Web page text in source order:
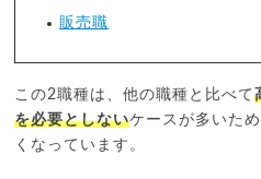
販売職
この2職種は、他の職種と比べて
を必要としないケースが多いた
くなっています。